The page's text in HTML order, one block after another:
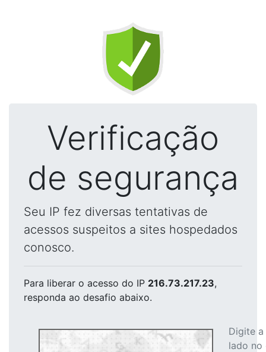
Verificação
de segurança
Seu IP fez diversas tentativas de
acessos suspeitos a sites hospedados
conosco.
Para liberar o acesso do IP 216.73.217.23,
responda ao desafio abaixo.
Digite
lado no